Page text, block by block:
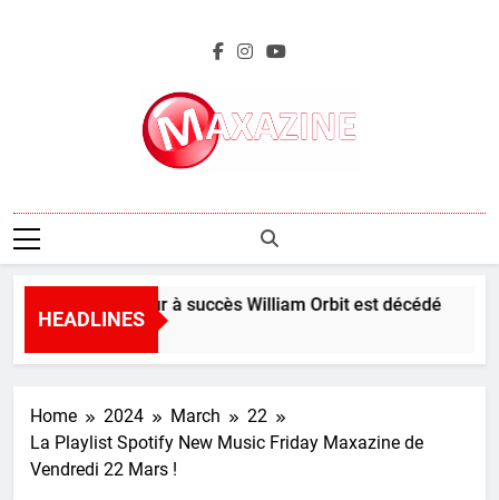
Maxazine.fr
HEADLINES
Le producteur à succès William Orbit est décédé
48 Minutes Ago
Home 2024 March
22
La Playlist Spotify New Music Friday Maxazine de
Vendredi 22 Mars !